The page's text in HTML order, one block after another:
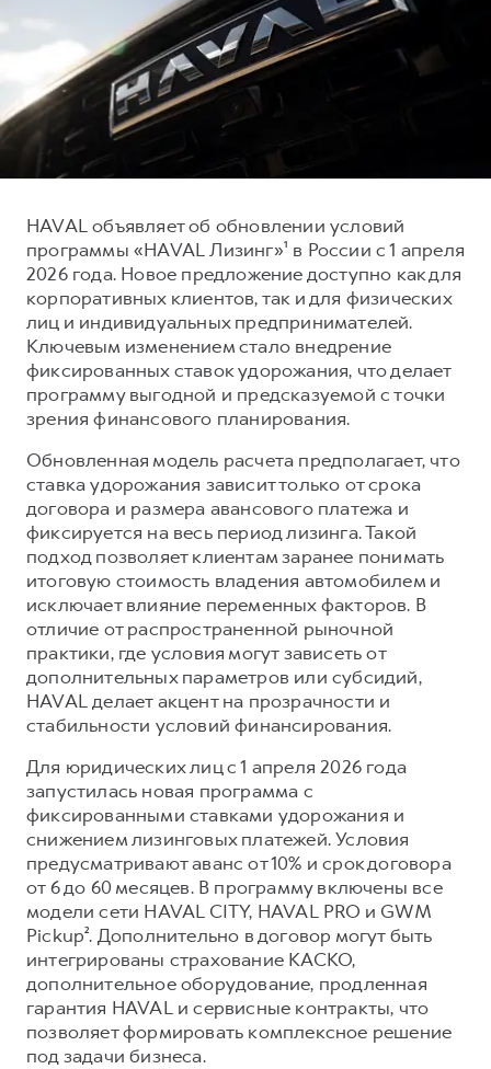
DARGO
от 3 199 000 ₽
F7
от 2 899 000 ₽ от 3 599 000 ₽
от 3 449 000 ₽
Тест-драйв
Трейд-ин
КРЕДИТ И СТРАХОВАНИЕ
Кредитный калькулятор
Кредит
КОРПОРАТИВНЫМ КЛИЕНТАМ
Для малого бизнеса
Корпоративным клиентам
Крупным корпоративным клиентам
Система управления автопарком
Сервис для корпоративных клиентов
HAVAL Лизинг
АКСЕССУАРЫ HAVAL
Автомобильные аксессуары
Коллекция CITY
Коллекция Базовая
Коллекция Детская
СЕРВИСНОЕ ОБСЛУЖИВАНИЕ
Нулевое ТО
Программа «Помощь на дороге»
Регламенты технического обслуживания
Электронный ПТС
ПОДДЕРЖКА
GWM Безопасность
Гарантия HAVAL
Мобильное приложение GWM
Программа «HAVAL Защита+»
Руководства по эксплуатации
Подписки
АКСЕССУАРЫ HAVAL
Автомобильные аксессуары
Коллекция CITY
Коллекция Базовая
Коллекция Детская
О дилере
Наша команда
Контакты
HAVAL объявляет об обновлении условий
программы «HAVAL Лизинг»¹ в России с 1 апреля
2026 года. Новое предложение доступно как для
корпоративных клиентов, так и для физических
лиц и индивидуальных предпринимателей.
Ключевым изменением стало внедрение
фиксированных ставок удорожания, что делает
программу выгодной и предсказуемой с точки
зрения финансового планирования.
Обновленная модель расчета предполагает, что
ставка удорожания зависит только от срока
договора и размера авансового платежа и
фиксируется на весь период лизинга. Такой
подход позволяет клиентам заранее понимать
итоговую стоимость владения автомобилем и
исключает влияние переменных факторов. В
отличие от распространенной рыночной
практики, где условия могут зависеть от
дополнительных параметров или субсидий,
HAVAL делает акцент на прозрачности и
стабильности условий финансирования.
Для юридических лиц с 1 апреля 2026 года
запустилась новая программа с
фиксированными ставками удорожания и
снижением лизинговых платежей. Условия
предусматривают аванс от 10% и срок договора
от 6 до 60 месяцев. В программу включены все
модели сети HAVAL CITY, HAVAL PRO и GWM
Pickup². Дополнительно в договор могут быть
интегрированы страхование КАСКО,
дополнительное оборудование, продленная
гарантия HAVAL и сервисные контракты, что
позволяет формировать комплексное решение
под задачи бизнеса.